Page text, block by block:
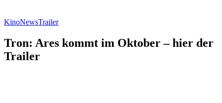
KinoNewsTrailer
Tron: Ares kommt im Oktober – hier der
Trailer